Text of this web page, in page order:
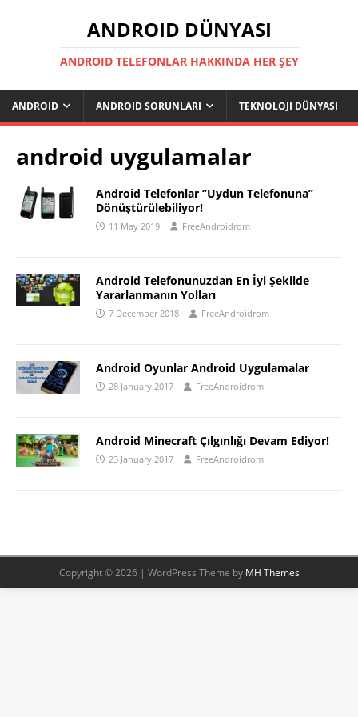
ANDROID DÜNYASI
ANDROID TELEFONLAR HAKKINDA HER ŞEY
ANDROID ANDROID SORUNLARI TEKNOLOJI DÜNYASI
android uygulamalar
Android Telefonlar ‘’Uydun Telefonuna’’
Dönüştürülebiliyor!
11 May 2019 FreeAndroidrom
Android Telefonunuzdan En İyi Şekilde
Yararlanmanın Yolları
7 December 2018 FreeAndroidrom
Android Oyunlar Android Uygulamalar
28 January 2017 FreeAndroidrom
Android Minecraft Çılgınlığı Devam Ediyor!
23 January 2017 FreeAndroidrom
Copyright © 2026 | WordPress Theme by MH Themes